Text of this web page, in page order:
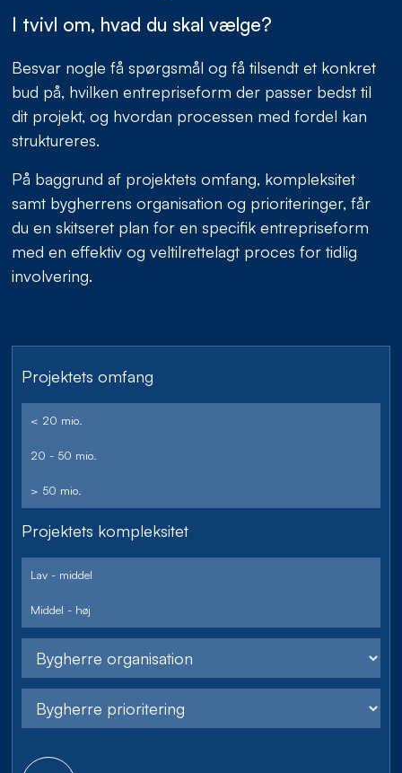
I tvivl om, hvad du skal vælge?
Besvar nogle få spørgsmål og få tilsendt et konkret
bud på, hvilken entrepriseform der passer bedst til
dit projekt, og hvordan processen med fordel kan
struktureres.
På baggrund af projektets omfang, kompleksitet
samt bygherrens organisation og prioriteringer, får
du en skitseret plan for en specifik entrepriseform
med en effektiv og veltilrettelagt proces for tidlig
involvering.
Projektets omfang
< 20 mio.
20 - 50 mio.
> 50 mio.
Projektets kompleksitet
Lav - middel
Middel - høj